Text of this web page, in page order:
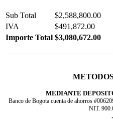
Sub Total
$2,588,800.00
IVA
$491,872.00
Importe Total $3,080,672.00
MEDIANTE
Banco de Bogota cuenta de ahorros
NIT.